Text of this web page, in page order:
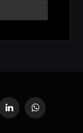
LinkedInWhatsApp